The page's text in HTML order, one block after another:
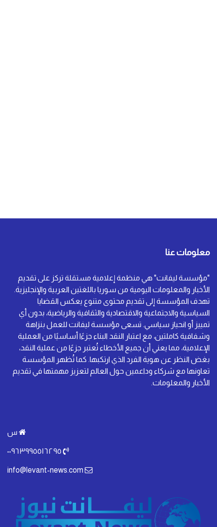
معلومات عنا
"مؤسسة ليفانت" هي منظمة إعلامية مستقلة تركز على تقديم
الأخبار والمعلومات اليومية من سوريا باللغتين العربية والإنجليزية.
تهدف المؤسسة إلى تقديم محتوى متنوع يعكس القضايا
السياسية والاجتماعية والاقتصادية والثقافية والرياضية، بدون أي
تمييز أو انحياز سياسي. تسعى مؤسسة ليفانت للعمل بنزاهة
وشفافية كاملتين، مع اعتبار النقد البناء جزءًا أساسيًا من العملية
الإعلامية، مما يعني أن جميع الأخطاء تُعتبر جزءًا من عملية النقد،
بغض النظر عن هوية الفرد الذي ارتكبها. كما تُظهر المؤسسة
تعاونها مع شركاء وداعمين حول العالم لتعزيز مهمتها في تقديم
الأخبار والمعلومات.
س
info@levant-news.com